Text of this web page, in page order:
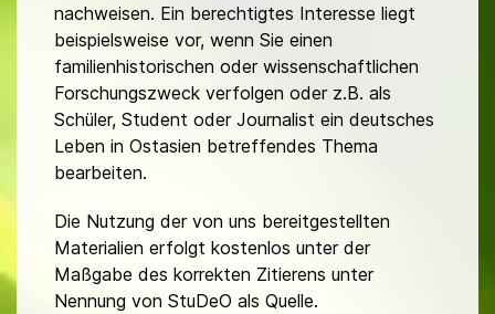
nachweisen. Ein berechtigtes Interesse liegt
beispielsweise vor, wenn Sie einen
familienhistorischen oder wissenschaftlichen
Forschungszweck verfolgen oder z.B. als
Schüler, Student oder Journalist ein deutsches
Leben in Ostasien betreffendes Thema
bearbeiten.
Die Nutzung der von uns bereitgestellten
Materialien erfolgt kostenlos unter der
Maßgabe des korrekten Zitierens unter
Nennung von StuDeO als Quelle.